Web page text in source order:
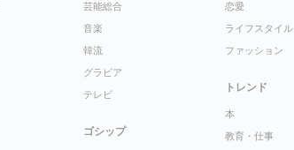
芸能総合
音楽
韓流
グラビア
テレビ
ゴシップ
恋愛
ライフスタイル
ファッション
トレンド
本
教育・仕事